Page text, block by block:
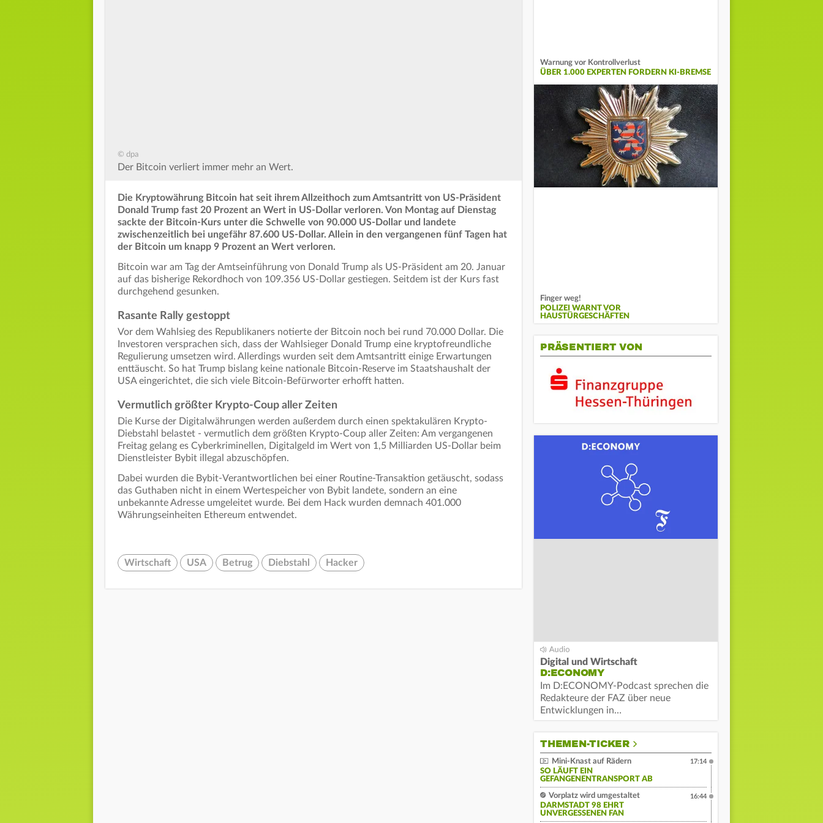
© dpa
Der Bitcoin verliert immer mehr an Wert.
Die Kryptowährung Bitcoin hat seit ihrem Allzeithoch zum Amtsantritt von US-Präsident
Donald Trump fast 20 Prozent an Wert in US-Dollar verloren. Von Montag auf Dienstag
sackte der Bitcoin-Kurs unter die Schwelle von 90.000 US-Dollar und landete
zwischenzeitlich bei ungefähr 87.600 US-Dollar. Allein in den vergangenen fünf Tagen hat
der Bitcoin um knapp 9 Prozent an Wert verloren.
Bitcoin war am Tag der Amtseinführung von Donald Trump als US-Präsident am 20. Januar
auf das bisherige Rekordhoch von 109.356 US-Dollar gestiegen. Seitdem ist der Kurs fast
durchgehend gesunken.
Rasante Rally gestoppt
Vor dem Wahlsieg des Republikaners notierte der Bitcoin noch bei rund 70.000 Dollar. Die
Investoren versprachen sich, dass der Wahlsieger Donald Trump eine kryptofreundliche
Regulierung umsetzen wird. Allerdings wurden seit dem Amtsantritt einige Erwartungen
enttäuscht. So hat Trump bislang keine nationale Bitcoin-Reserve im Staatshaushalt der
USA eingerichtet, die sich viele Bitcoin-Befürworter erhofft hatten.
Vermutlich größter Krypto-Coup aller Zeiten
Die Kurse der Digitalwährungen werden außerdem durch einen spektakulären Krypto-
Diebstahl belastet - vermutlich dem größten Krypto-Coup aller Zeiten: Am vergangenen
Freitag gelang es Cyberkriminellen, Digitalgeld im Wert von 1,5 Milliarden US-Dollar beim
Dienstleister Bybit illegal abzuschöpfen.
Dabei wurden die Bybit-Verantwortlichen bei einer Routine-Transaktion getäuscht, sodass
das Guthaben nicht in einem Wertespeicher von Bybit landete, sondern an eine
unbekannte Adresse umgeleitet wurde. Bei dem Hack wurden demnach 401.000
Währungseinheiten Ethereum entwendet.
Wirtschaft USA Betrug Diebstahl Hacker
Warnung vor Kontrollverlust
ÜBER 1.000 EXPERTEN FORDERN KI-BREMSE
Finger weg!
POLIZEI WARNT VOR
HAUSTÜRGESCHÄFTEN
PRÄSENTIERT VON
Digital und Wirtschaft
D:ECONOMY
Im D:ECONOMY-Podcast sprechen die
Redakteure der FAZ über neue
Entwicklungen in…
THEMEN-TICKER
Mini-Knast auf Rädern
SO LÄUFT EIN
GEFANGENENTRANSPORT AB
17:14
Vorplatz wird umgestaltet
DARMSTADT 98 EHRT
UNVERGESSENEN FAN
16:44